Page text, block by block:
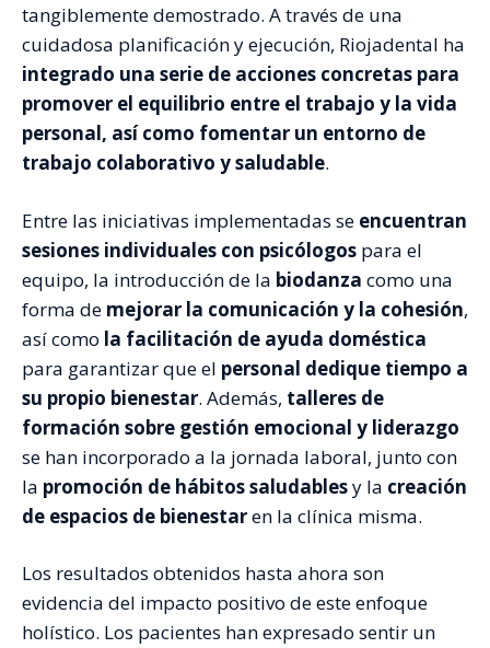
tangiblemente demostrado. A través de una
cuidadosa planificación y ejecución, Riojadental ha
integrado una serie de acciones concretas para
promover el equilibrio entre el trabajo y la vida
personal, así como fomentar un entorno de
trabajo colaborativo y saludable.
Entre las iniciativas implementadas se encuentran
sesiones individuales con psicólogos para el
equipo, la introducción de la biodanza como una
forma de mejorar la comunicación y la cohesión,
así como la facilitación de ayuda doméstica
para garantizar que el personal dedique tiempo a
su propio bienestar. Además, talleres de
formación sobre gestión emocional y liderazgo
se han incorporado a la jornada laboral, junto con
la promoción de hábitos saludablesy la creación
de espacios de bienestaren la clínica misma.
Los resultados obtenidos hasta ahora son
evidencia del impacto positivo de este enfoque
holístico. Los pacientes han expresado sentir un